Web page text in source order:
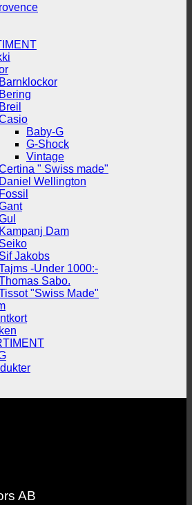
Barnklockor
Bering
Breil
Baby-G
G-Shock
Vintage
" Swiss made"
Daniel Wellington
Fossil
Kampanj Dam
Seiko
Sif Jakobs
-Under 1000:-
Sabo.
"Swiss Made"
AB